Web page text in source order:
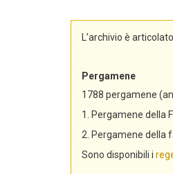
L’archivio è
Pergamene
1788 pergamene
1. Pergamene della
2. Pergamene della
Sono disponibili i